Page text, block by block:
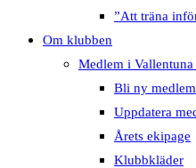
”Att träna
Om klubben
Medlem i
Bli ny medlem
Uppdatera
Årets ekipage
Klubbkläder